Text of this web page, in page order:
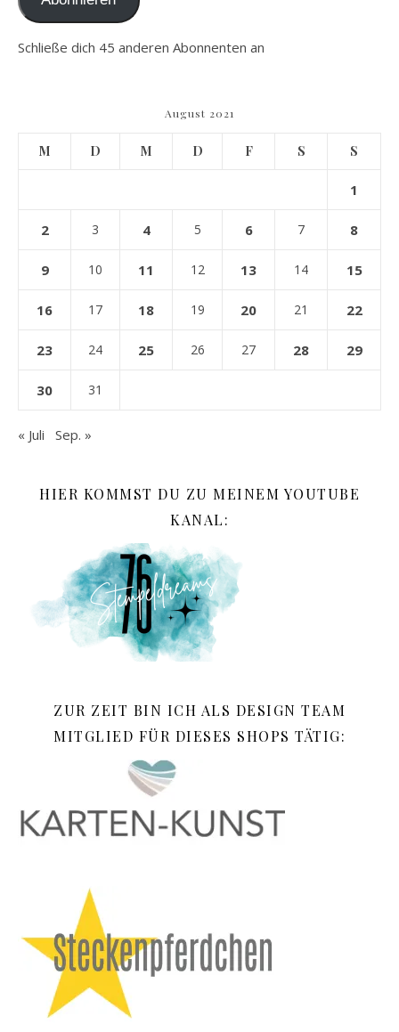
Schließe dich 45 anderen Abonnenten an
August 2021
M D M D F S S
1
2 3 4 5 6 7 8
9 10 11 12 13 14 15
16 17 18 19 20 21 22
23 24 25 26 27 28 29
30 31
« Juli Sep. »
HIER KOMMST DU ZU MEINEM YOUTUBE
KANAL:
ZUR ZEIT BIN ICH ALS DESIGN TEAM
MITGLIED FÜR DIESES SHOPS TÄTIG: